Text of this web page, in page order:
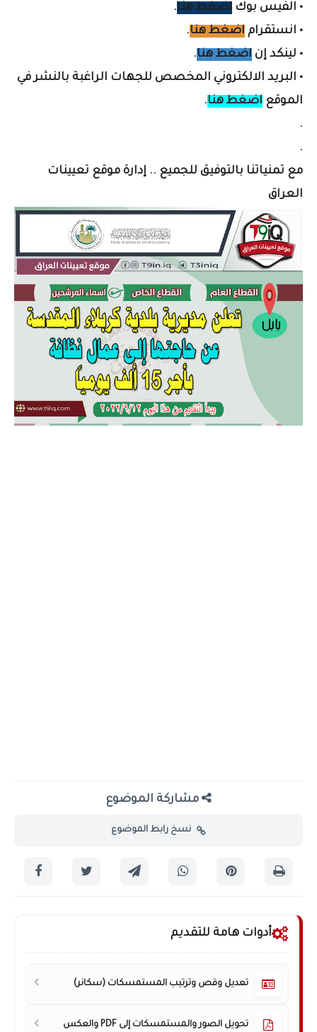
• الفيس بوك اضغط هنا.
• انستقرام اضغط هنا.
• لينكد إن اضغط هنا.
• البريد الالكتروني المخصص للجهات الراغبة بالنشر في
الموقع اضغط هنا.
.
.
مع تمنياتنا بالتوفيق للجميع .. إدارة موقع تعيينات
العراق
مشاركة الموضوع
نسخ رابط الموضوع
أدوات هامة للتقديم
تعديل وقص وترتيب المستمسكات (سكانر)
تحويل الصور والمستمسكات إلى PDF والعكس